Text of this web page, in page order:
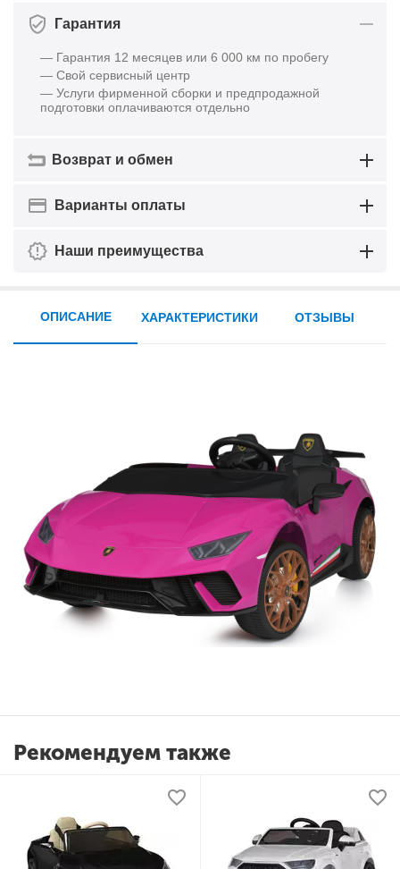
Гарантия
— Гарантия 12 месяцев или 6 000 км по пробегу
— Свой сервисный центр
— Услуги фирменной сборки и предпродажной
подготовки оплачиваются отдельно
Возврат и обмен
Варианты оплаты
Наши преимущества
ОПИСАНИЕ ХАРАКТЕРИСТИКИ ОТЗЫВЫ
Рекомендуем также